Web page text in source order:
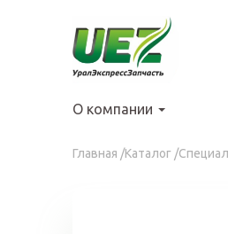
содержанию
О компании
Главная /Каталог /